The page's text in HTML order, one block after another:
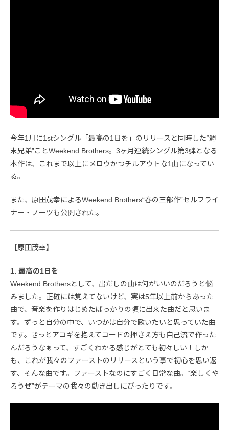
今年1月に1stシングル「最高の1日を」のリリースと同時した“週
末兄弟”ことWeekend Brothers。3ヶ月連続シングル第3弾となる
本作は、これまで以上にメロウかつチルアウトな1曲になってい
る。
また、原田茂幸によるWeekend Brothers“春の三部作”セルフライ
ナー・ノーツも公開された。
【原田茂幸】
1. 最高の1日を
Weekend Brothersとして、出だしの曲は何がいいのだろうと悩
みました。正確には覚えてないけど、実は5年以上前からあった
曲で、音楽を作りはじめたばっかりの頃に出来た曲だと思いま
す。ずっと自分の中で、いつかは自分で歌いたいと思っていた曲
です。きっとアコギを抱えてコードの押さえ方も自己流で作った
んだろうなぁって、すごくわかる感じがとても初々しい！しか
も、これが我々のファーストのリリースという事で初心を思い返
す、そんな曲です。ファーストなのにすごく日常な曲。“楽しくや
ろうぜ”がテーマの我々の動き出しにぴったりです。